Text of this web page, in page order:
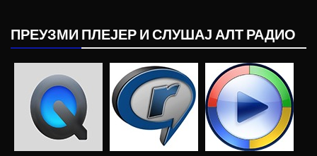
ПРЕУЗМИ ПЛЕЈЕР И СЛУШАЈ АЛТ РАДИО